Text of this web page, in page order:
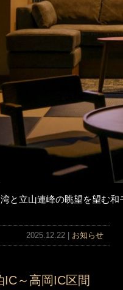
と立山連峰の眺望を望む和
2025.12.22 | お知らせ
IC～高岡IC区間